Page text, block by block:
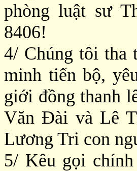
phòng luật sư
8406!
4/ Chúng tôi tha
minh tiến bộ,
giới đồng thanh
Văn Đài và Lê
Lương Tri con
5/ Kêu gọi